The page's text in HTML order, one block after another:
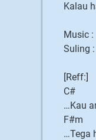
Kalau
Music
Suling
[Reff:]
…Kau
…Tega